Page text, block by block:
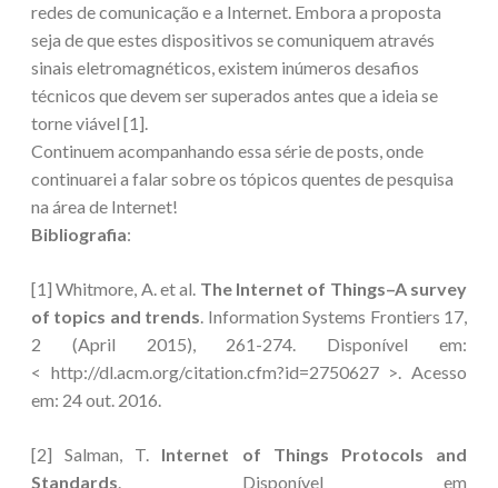
redes de comunicação e a Internet. Embora a proposta
seja de que estes dispositivos se comuniquem através
sinais eletromagnéticos, existem inúmeros desafios
técnicos que devem ser superados antes que a ideia se
torne viável [1].
Continuem acompanhando essa série de posts, onde
continuarei a falar sobre os tópicos quentes de pesquisa
na área de Internet!
Bibliografia:
[1] Whitmore, A. et al. The Internet of Things–A survey
of topics and trends. Information Systems Frontiers 17,
2 (April 2015), 261-274. Disponível em:
< http://dl.acm.org/citation.cfm?id=2750627 >. Acesso
em: 24 out. 2016.
[2] Salman, T. Internet of Things Protocols and
Standards. Disponível em